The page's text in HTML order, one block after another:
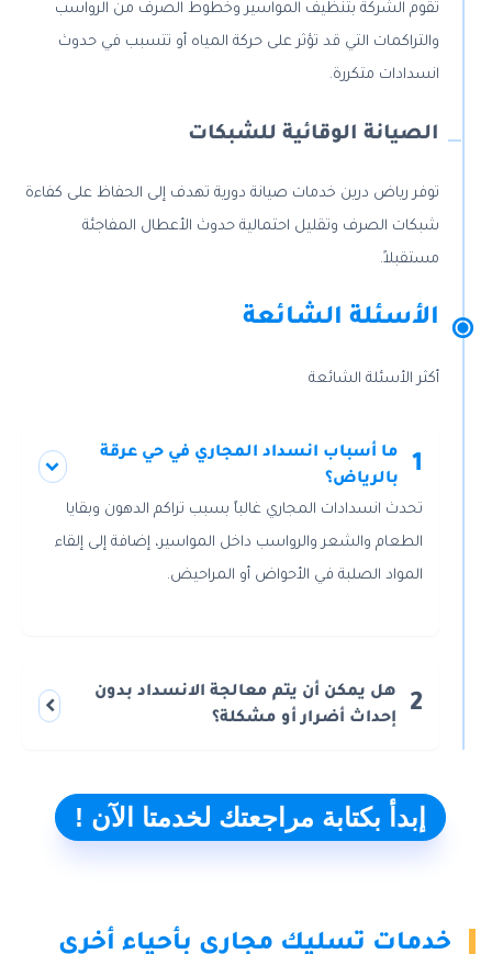
تقوم الشركة بتنظيف المواسير وخطوط الصرف من الرواسب
والتراكمات التي قد تؤثر على حركة المياه أو تتسبب في حدوث
انسدادات متكررة.
الصيانة الوقائية للشبكات
توفر رياض درين خدمات صيانة دورية تهدف إلى الحفاظ على كفاءة
شبكات الصرف وتقليل احتمالية حدوث الأعطال المفاجئة
مستقبلاً.
الأسئلة الشائعة
أكثر الأسئلة الشائعة
1
ما أسباب انسداد المجاري في حي عرقة
بالرياض؟
تحدث انسدادات المجاري غالباً بسبب تراكم الدهون وبقايا
الطعام والشعر والرواسب داخل المواسير، إضافة إلى إلقاء
المواد الصلبة في الأحواض أو المراحيض.
2
هل يمكن أن يتم معالجة الانسداد بدون
إحداث أضرار أو مشكلة؟
إبدأ بكتابة مراجعتك لخدمتا الآن !
خدمات تسليك مجاري بأحياء أخرى